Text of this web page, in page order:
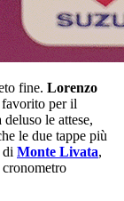
fine. Lorenzo
favorito per il
le attese,
le due tappe più
di Monte Livata,